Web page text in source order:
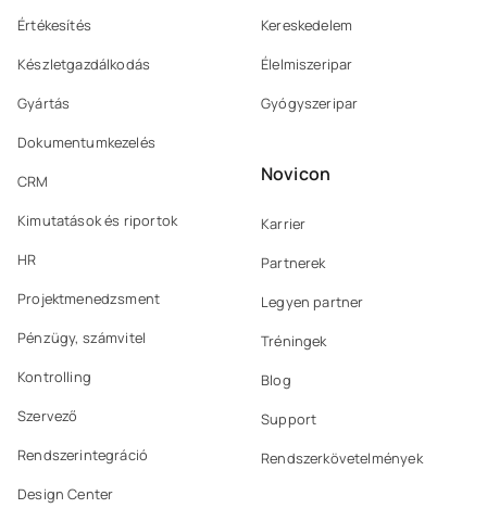
Értékesítés
Készletgazdálkodás
Gyártás
Dokumentumkezelés
CRM
Kimutatások és riportok
HR
Projektmenedzsment
Pénzügy, számvitel
Kontrolling
Szervező
Rendszerintegráció
Design Center
Kereskedelem
Élelmiszeripar
Gyógyszeripar
Novicon
Karrier
Partnerek
Legyen partner
Tréningek
Blog
Support
Rendszerkövetelmények